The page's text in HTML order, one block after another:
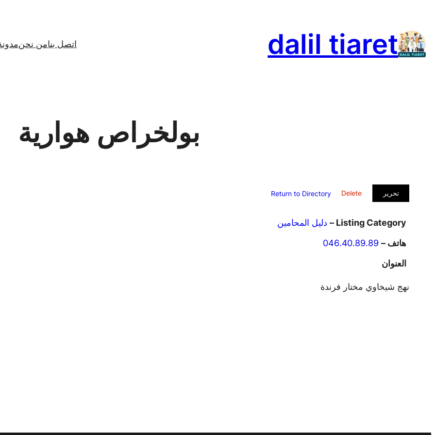
المحتوى dalil tiaret اتصل بنامن نحن
بولخراص هوارية
تحرير Delete
Return to Directory
Listing Category –
دليل المحامين
هاتف – 046.40.89.89
العنوان
نهج شيخاوي مختار فرندة